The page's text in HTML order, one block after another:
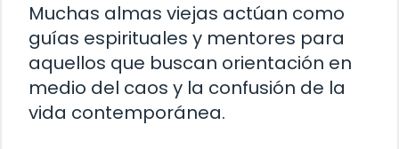
Muchas almas viejas actúan como
guías espirituales y mentores para
aquellos que buscan orientación en
medio del caos y la confusión de la
vida contemporánea.